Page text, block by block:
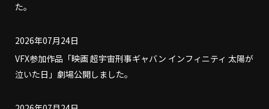
た。
2026年07月24日
VFX参加作品「映画 超宇宙刑事ギャバン インフィニティ 太陽が
泣いた日」劇場公開しました。